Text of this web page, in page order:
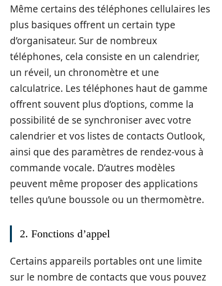
Même certains des téléphones cellulaires les
plus basiques offrent un certain type
d’organisateur. Sur de nombreux
téléphones, cela consiste en un calendrier,
un réveil, un chronomètre et une
calculatrice. Les téléphones haut de gamme
offrent souvent plus d’options, comme la
possibilité de se synchroniser avec votre
calendrier et vos listes de contacts Outlook,
ainsi que des paramètres de rendez-vous à
commande vocale. D’autres modèles
peuvent même proposer des applications
telles qu’une boussole ou un thermomètre.
2. Fonctions d’appel
Certains appareils portables ont une limite
sur le nombre de contacts que vous pouvez